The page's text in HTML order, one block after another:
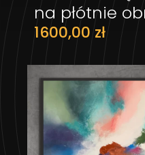
na płótnie
1600,00 zł